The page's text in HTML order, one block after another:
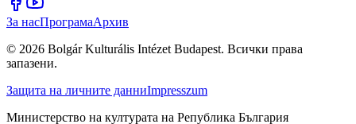
За насПрограмаАрхив
© 2026 Bolgár Kulturális Intézet Budapest. Всички права
запазени.
Защита на личните данниImpresszum
Министерство на културата на Република България